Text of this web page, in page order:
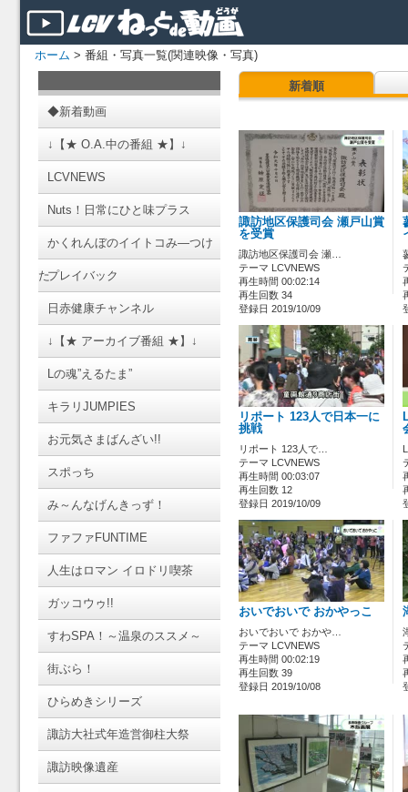
ホーム > 番組・写真一覧(関連映像・写真)
◆新着動画
↓【★ O.A.中の番組 ★】↓
LCVNEWS
Nuts！日常にひと味プラス
かくれんぼのイイトコみ―つけ
たプレイバック
日赤健康チャンネル
↓【★ アーカイブ番組 ★】↓
Lの魂”えるたま”
キラリJUMPIES
お元気さまばんざい!!
スポっち
み～んなげんきっず！
ファファFUNTIME
人生はロマン イロドリ喫茶
ガッコウゥ!!
すわSPA！～温泉のススメ～
街ぶら！
ひらめきシリーズ
諏訪大社式年造営御柱大祭
諏訪映像遺産
新着順
諏訪地区保護司会 瀬戸山賞
を受賞
諏訪地区保護司会 瀬…
テーマ LCVNEWS
再生時間 00:02:14
再生回数 34
登録日 2019/10/09
リポート 123人で日本一に
挑戦
リポート 123人で…
テーマ LCVNEWS
再生時間 00:03:07
再生回数 12
登録日 2019/10/09
おいでおいで おかやっこ
おいでおいで おかや…
テーマ LCVNEWS
再生時間 00:02:19
再生回数 39
登録日 2019/10/08